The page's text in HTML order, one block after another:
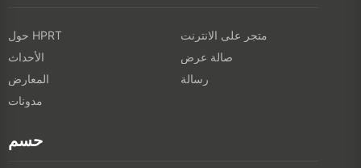
حول HPRT
متجر على الانترنت
الأحداث
صالة عرض
المعارض
رسالة
مدونات
حسم